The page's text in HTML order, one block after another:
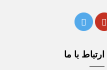
ارتباط با ما